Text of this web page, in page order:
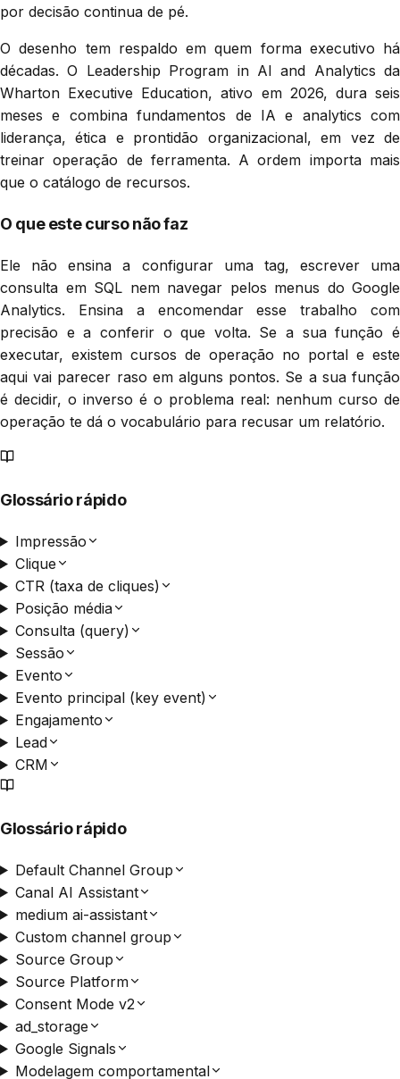
por decisão continua de pé.
O desenho tem respaldo em quem forma executivo há
décadas. O Leadership Program in AI and Analytics da
Wharton Executive Education, ativo em 2026, dura seis
meses e combina fundamentos de IA e analytics com
liderança, ética e prontidão organizacional, em vez de
treinar operação de ferramenta. A ordem importa mais
que o catálogo de recursos.
O que este curso não faz
Ele não ensina a configurar uma tag, escrever uma
consulta em SQL nem navegar pelos menus do Google
Analytics. Ensina a encomendar esse trabalho com
precisão e a conferir o que volta. Se a sua função é
executar, existem cursos de operação no portal e este
aqui vai parecer raso em alguns pontos. Se a sua função
é decidir, o inverso é o problema real: nenhum curso de
operação te dá o vocabulário para recusar um relatório.
Glossário rápido
Impressão
Clique
CTR (taxa de cliques)
Posição média
Consulta (query)
Sessão
Evento
Evento principal (key event)
Engajamento
Lead
CRM
Glossário rápido
Default Channel Group
Canal AI Assistant
medium ai-assistant
Custom channel group
Source Group
Source Platform
Consent Mode v2
ad_storage
Google Signals
Modelagem comportamental